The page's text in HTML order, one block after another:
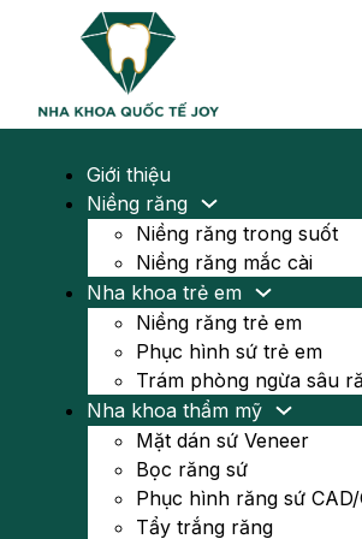
Giới thiệu
Niềng răng
Niềng răng trong suốt
Niềng răng mắc cài
Nha khoa trẻ em
Niềng răng trẻ em
Phục hình sứ trẻ em
Trám phòng ngừa sâu
Nha khoa thẩm mỹ
Mặt dán sứ Veneer
Bọc răng sứ
Phục hình răng sứ
Tẩy trắng răng